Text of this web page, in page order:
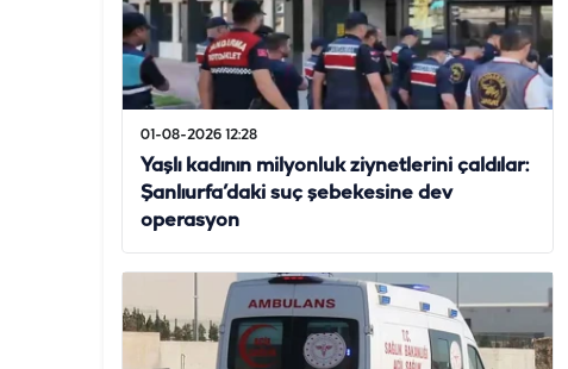
01-08-2026 12:28
Yaşlı kadının milyonluk ziynetlerini çaldılar:
Şanlıurfa’daki suç şebekesine dev
operasyon